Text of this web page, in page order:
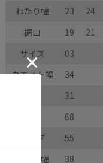
わたり幅
23 24
裾口
19 21
サイズ
03
ウエスト幅
34
31
68
ヒップ
55
わたり幅
38